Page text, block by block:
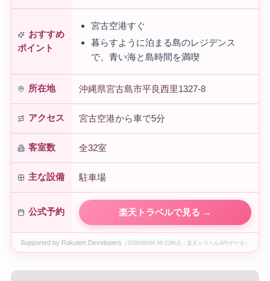
おすすめ
ポイント
宮古空港すぐ
暮らすように泊まる島のレジデンス
で、青い海と島時間を満喫
所在地 沖縄県宮古島市平良西里1327-8
アクセス 宮古空港から車で5分
客室数 全32室
主な設備 駐車場
公式予約 楽天トラベルで見る →
Supported by Rakuten Developers （2026/06/04 06:22時点・楽天トラベルAPIデータ）